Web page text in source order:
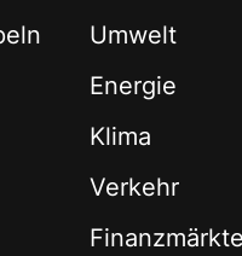
Umwelt
Energie
Klima
Verkehr
Finanzmärkte